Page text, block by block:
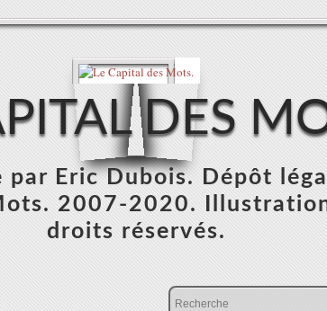
DES
Eric Dubois. Dépôt
2007-2020.
droits réservés.